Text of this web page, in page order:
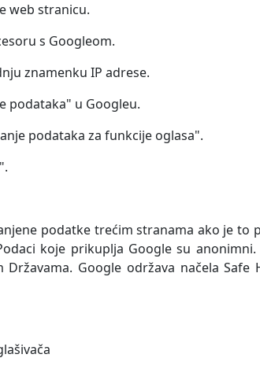
web stranicu.
s Googleom.
znamenku IP adrese.
podataka" u Googleu.
podataka za funkcije oglasa".
podatke trećim stranama ako je
koje prikuplja Google su
Državama. Google održava načela